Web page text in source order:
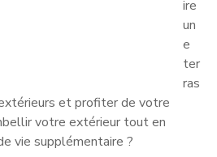
ire
un
e
ter
ras
et profiter de votre
votre extérieur tout en
vie supplémentaire ?